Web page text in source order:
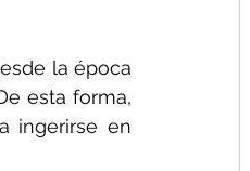
la época
esta forma,
ingerirse en